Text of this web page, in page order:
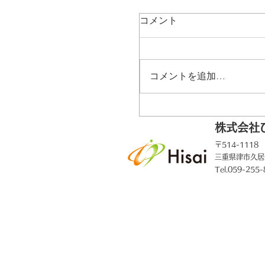
【お知らせ】
コメント
コメントを追加…
株式会社
〒514-1118
三重県津市
Tel.059-